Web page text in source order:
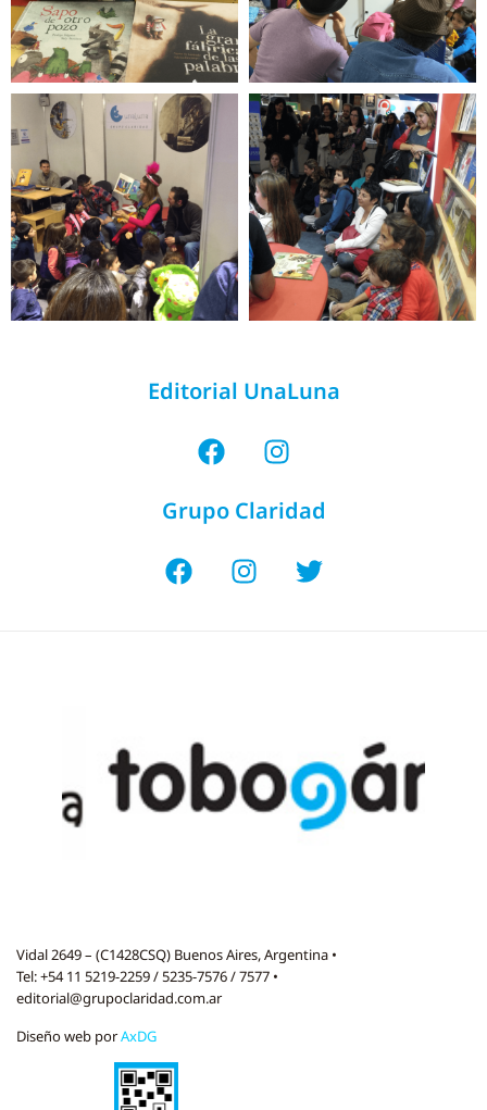
Editorial UnaLuna
Grupo Claridad
Vidal 2649 – (C1428CSQ) Buenos Aires, Argentina •
Tel: +54 11 5219-2259 / 5235-7576 / 7577 •
editorial@grupoclaridad.com.ar
Diseño web porAxDG